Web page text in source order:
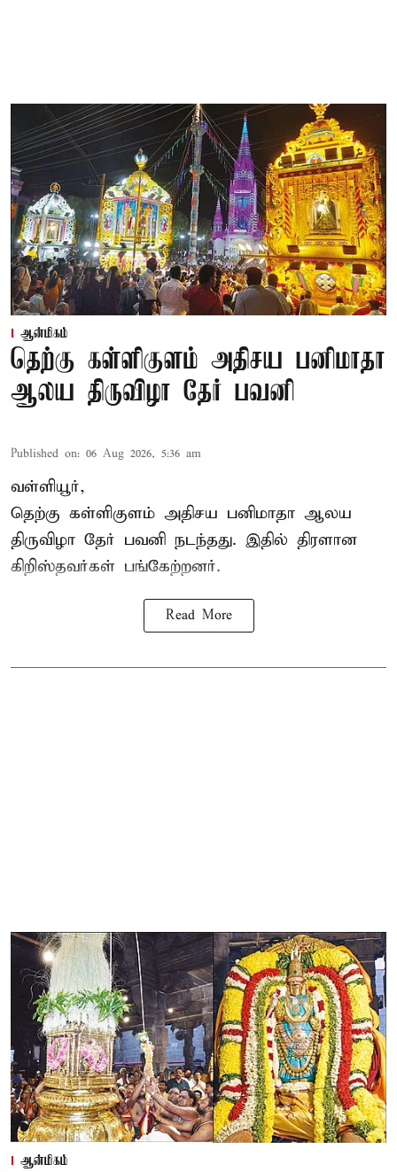
ஆன்மிகம்
தெற்கு கள்ளிகுளம் அதிசய பனிமாதா
ஆலய திருவிழா தேர் பவனி
Published on: 06 Aug 2026, 5:36 am
வள்ளியூர்,
தெற்கு கள்ளிகுளம் அதிசய பனிமாதா ஆலய
திருவிழா தேர் பவனி நடந்தது. இதில் திரளான
கிறிஸ்தவர்கள் பங்கேற்றனர்.
Read More
ஆன்மிகம்